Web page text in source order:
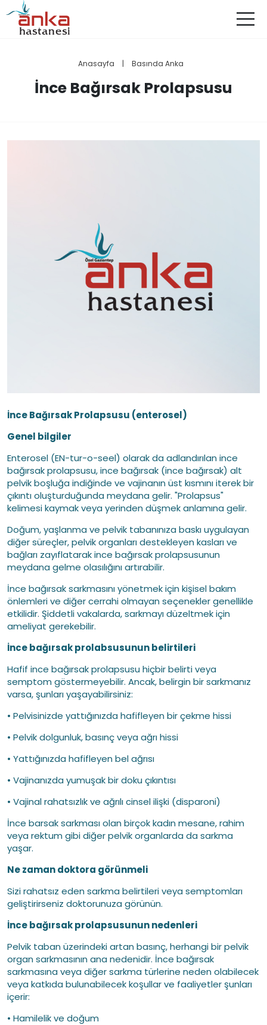
Anasayfa | Basında Anka
İnce Bağırsak Prolapsusu
İnce Bağırsak Prolapsusu (enterosel)
Genel bilgiler
Enterosel (EN-tur-o-seel) olarak da adlandırılan ince
bağırsak prolapsusu, ince bağırsak (ince bağırsak) alt
pelvik boşluğa indiğinde ve vajinanın üst kısmını iterek bir
çıkıntı oluşturduğunda meydana gelir. "Prolapsus"
kelimesi kaymak veya yerinden düşmek anlamına gelir.
Doğum, yaşlanma ve pelvik tabanınıza baskı uygulayan
diğer süreçler, pelvik organları destekleyen kasları ve
bağları zayıflatarak ince bağırsak prolapsusunun
meydana gelme olasılığını artırabilir.
İnce bağırsak sarkmasını yönetmek için kişisel bakım
önlemleri ve diğer cerrahi olmayan seçenekler genellikle
etkilidir. Şiddetli vakalarda, sarkmayı düzeltmek için
ameliyat gerekebilir.
İnce bağırsak prolabsusunun belirtileri
Hafif ince bağırsak prolapsusu hiçbir belirti veya
semptom göstermeyebilir. Ancak, belirgin bir sarkmanız
varsa, şunları yaşayabilirsiniz:
• Pelvisinizde yattığınızda hafifleyen bir çekme hissi
• Pelvik dolgunluk, basınç veya ağrı hissi
• Yattığınızda hafifleyen bel ağrısı
• Vajinanızda yumuşak bir doku çıkıntısı
• Vajinal rahatsızlık ve ağrılı cinsel ilişki (disparoni)
İnce barsak sarkması olan birçok kadın mesane, rahim
veya rektum gibi diğer pelvik organlarda da sarkma
yaşar.
Ne zaman doktora görünmeli
Sizi rahatsız eden sarkma belirtileri veya semptomları
geliştirirseniz doktorunuza görünün.
İnce bağırsak prolapsusunun nedenleri
Pelvik taban üzerindeki artan basınç, herhangi bir pelvik
organ sarkmasının ana nedenidir. İnce bağırsak
sarkmasına veya diğer sarkma türlerine neden olabilecek
veya katkıda bulunabilecek koşullar ve faaliyetler şunları
içerir:
• Hamilelik ve doğum